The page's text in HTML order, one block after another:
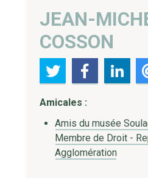
JEAN-
COSSON
Amicales :
Amis du musée
Membre de Droit -
Agglomération